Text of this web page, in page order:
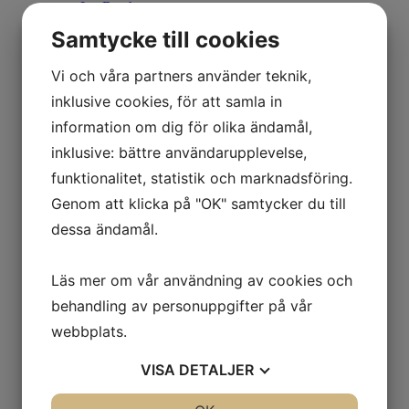
Ian Rusth
Kersti Rågfelt Strandberg
Erlend Mikael Sæverud
Mattias Sammekull
Nuno Santiago
Olga Semenova
Alexandra Severinsson
Mitsuo Shiraishi
Cecilia Sikström
Lasse Skarbövik
Lovisa Sköld
Tony Soulie
Tino Stefanoni
Jan Stenmark
Simon Dahlgren Strååt
Gustav Sundin
William Sweetlove
Anette Björk Swensson
Astrid Sylwan
Theo Tobiasse
Samtycke till cookies
Vi och våra partners använder teknik,
inklusive cookies, för att samla in
information om dig för olika ändamål,
inklusive: bättre användarupplevelse,
funktionalitet, statistik och marknadsföring.
Genom att klicka på "OK" samtycker du till
dessa ändamål.
Läs mer om vår användning av cookies och
behandling av personuppgifter på vår
webbplats.
VISA DETALJER